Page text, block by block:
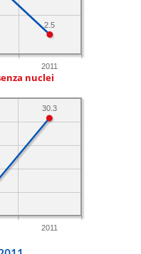
2011
2.5
nuclei
2011
30.3